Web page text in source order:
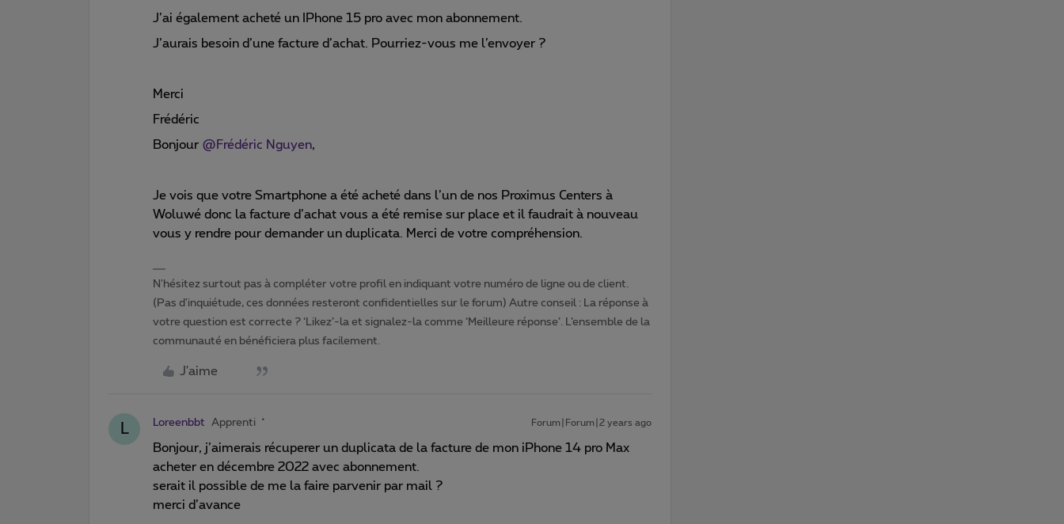
J’ai également acheté un IPhone 15 pro avec mon abonnement.
J’aurais besoin d’une facture d’achat. Pourriez-vous me l’envoyer ?
Merci
Frédéric
Bonjour @Frédéric Nguyen,
Je vois que votre Smartphone a été acheté dans l’un de nos Proximus Centers à
Woluwé donc la facture d’achat vous a été remise sur place et il faudrait à nouveau
vous y rendre pour demander un duplicata. Merci de votre compréhension.
N'hésitez surtout pas à compléter votre profil en indiquant votre numéro de ligne ou de client.
(Pas d'inquiétude, ces données resteront confidentielles sur le forum) Autre conseil : La réponse à
votre question est correcte ? ‘Likez’-la et signalez-la comme ‘Meilleure réponse’. L’ensemble de la
communauté en bénéficiera plus facilement.
J'aime
L Loreenbbt Apprenti Forum|Forum|2 years ago
Bonjour, j’aimerais récuperer un duplicata de la facture de mon iPhone 14 pro Max
acheter en décembre 2022 avec abonnement.
serait il possible de me la faire parvenir par mail ?
merci d’avance